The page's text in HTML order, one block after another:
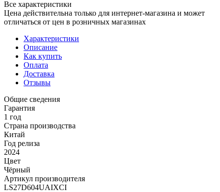
Все характеристики
Цена действительна только для интернет-магазина и может
отличаться от цен в розничных магазинах
Характеристики
Описание
Как купить
Оплата
Доставка
Отзывы
Общие сведения
Гарантия
1 год
Страна производства
Китай
Год релиза
2024
Цвет
Чёрный
Артикул производителя
LS27D604UAIXCI